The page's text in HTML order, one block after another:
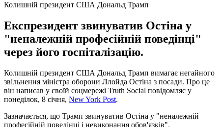
Колишній президент США Дональд Трамп
Експрезидент звинуватив Остіна у
"неналежній професійній поведінці"
через його госпіталізацію.
Колишній президент США Дональд Трамп вимагає негайного
звільнення міністра оборони Ллойда Остіна з посади. Про це
він написав у своїй соцмережі Truth Social повідомляє у
понеділок, 8 січня, New York Post.
Зазначається, що Трамп звинуватив Остіна у "неналежній
професійній поведінці і невиконання обов'язків".